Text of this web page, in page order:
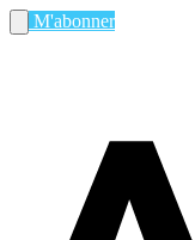
M'abonner